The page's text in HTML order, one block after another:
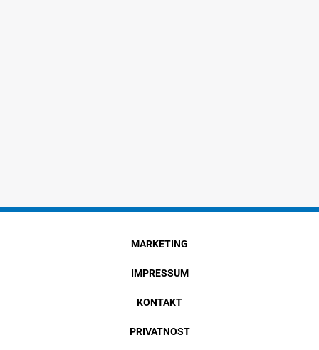
MARKETING
IMPRESSUM
KONTAKT
PRIVATNOST